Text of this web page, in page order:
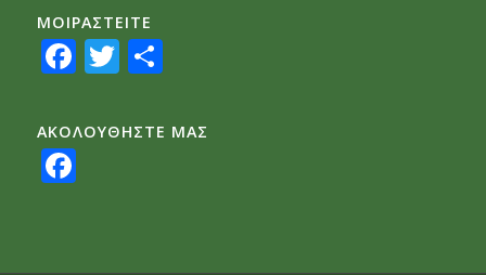
ΜΟΙΡΑΣTEITE
Facebook
Twitter
Share
ΑΚΟΛΟΥΘΗΣΤΕ ΜΑΣ
Facebook